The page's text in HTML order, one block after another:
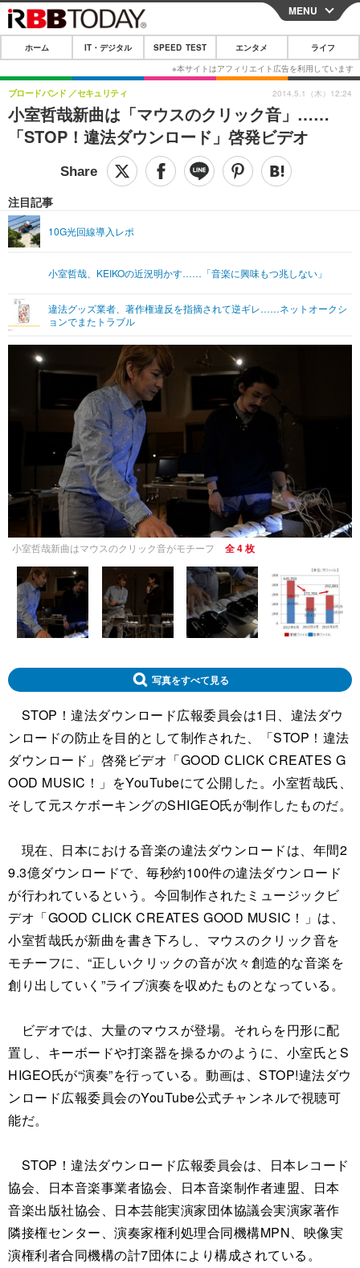
CLOSE
ホーム
IT・デジタル
IT・デジタルTOP スマートフォン
ショッピング その他
SPEED TEST
エンタメTOP 映画・ドラマ
グラビア ブログ
ショッピング その他
ライフTOP
リリース一覧
MENU
ホーム IT・デジタル SPEED TEST エンタメ ライフ
小室哲哉新曲は「マウスのクリック音」……
「STOP！違法ダウンロード」啓発ビデオ
ブロードバンド セキュリティ
注目記事
10G光回線導入レポ
小室哲哉、KEIKOの近況明かす……「音楽に興味もつ兆しない」
違法グッズ業者、著作権違反を指摘されて逆ギレ……ネットオークシ
ョンでまたトラブル
2014.5.1（木）12:24
小室哲哉新曲はマウスのクリック音がモチーフ 全 4 枚
写真をすべて見る
STOP！違法ダウンロード広報委員会は1日、違法ダウ
ンロードの防止を目的として制作された、「STOP！違法
ダウンロード」啓発ビデオ「GOOD CLICK CREATES G
OOD MUSIC！」をYouTubeにて公開した。小室哲哉氏、
そして元スケボーキングのSHIGEO氏が制作したものだ。
現在、日本における音楽の違法ダウンロードは、年間2
9.3億ダウンロードで、毎秒約100件の違法ダウンロード
が行われているという。今回制作されたミュージックビ
デオ「GOOD CLICK CREATES GOOD MUSIC！」は、
小室哲哉氏が新曲を書き下ろし、マウスのクリック音を
モチーフに、“正しいクリックの音が次々創造的な音楽を
創り出していく”ライブ演奏を収めたものとなっている。
ビデオでは、大量のマウスが登場。それらを円形に配
置し、キーボードや打楽器を操るかのように、小室氏とS
HIGEO氏が“演奏”を行っている。動画は、STOP!違法ダウ
ンロード広報委員会のYouTube公式チャンネルで視聴可
能だ。
STOP！違法ダウンロード広報委員会は、日本レコード
協会、日本音楽事業者協会、日本音楽制作者連盟、日本
音楽出版社協会、日本芸能実演家団体協議会実演家著作
隣接権センター、演奏家権利処理合同機構MPN、映像実
演権利者合同機構の計7団体により構成されている。